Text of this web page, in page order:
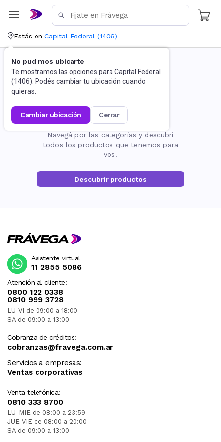
Estás en Capital Federal (1406)
No pudimos ubicarte
Te mostramos las opciones para Capital Federal
(1406). Podés cambiar tu ubicación cuando
quieras.
cambiar ubicación cerrar
La página no existe
Navegá por las categorías y descubrí
todos los productos que tenemos para
vos.
Descubrir productos
Atención al cliente:
0800 122 0338
0810 999 3728
LU-VI de 09:00 a 18:00
SA de 09:00 a 13:00
Cobranza de créditos:
cobranzas@fravega.com.ar
Servicios a empresas:
Ventas corporativas
Venta telefónica:
0810 333 8700
LU-MIE de 08:00 a 23:59
JUE-VIE de 08:00 a 20:00
SA de 09:00 a 13:00
Asistente virtual
11 2855 5086